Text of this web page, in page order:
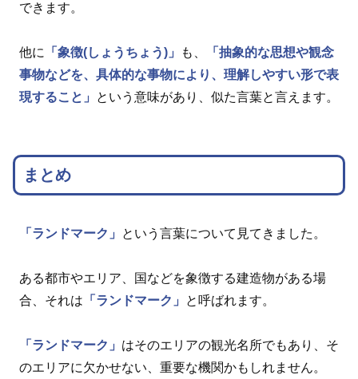
できます。
他に 「象徴(しょうちょう)」 も、
「抽象的な思想や観念
事物などを、具体的な事物により、理解しやすい形で表
現すること」
という意味があり、似た言葉と言えます。
まとめ
「ランドマーク」 という言葉について見てきました。
ある都市やエリア、国などを象徴する建造物がある場
合、それは 「ランドマーク」 と呼ばれます。
「ランドマーク」 はそのエリアの観光名所でもあり、そ
のエリアに欠かせない、重要な機関かもしれません。